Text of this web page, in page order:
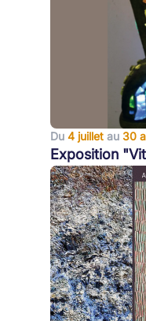
Du 4 juillet au 30
Exposition